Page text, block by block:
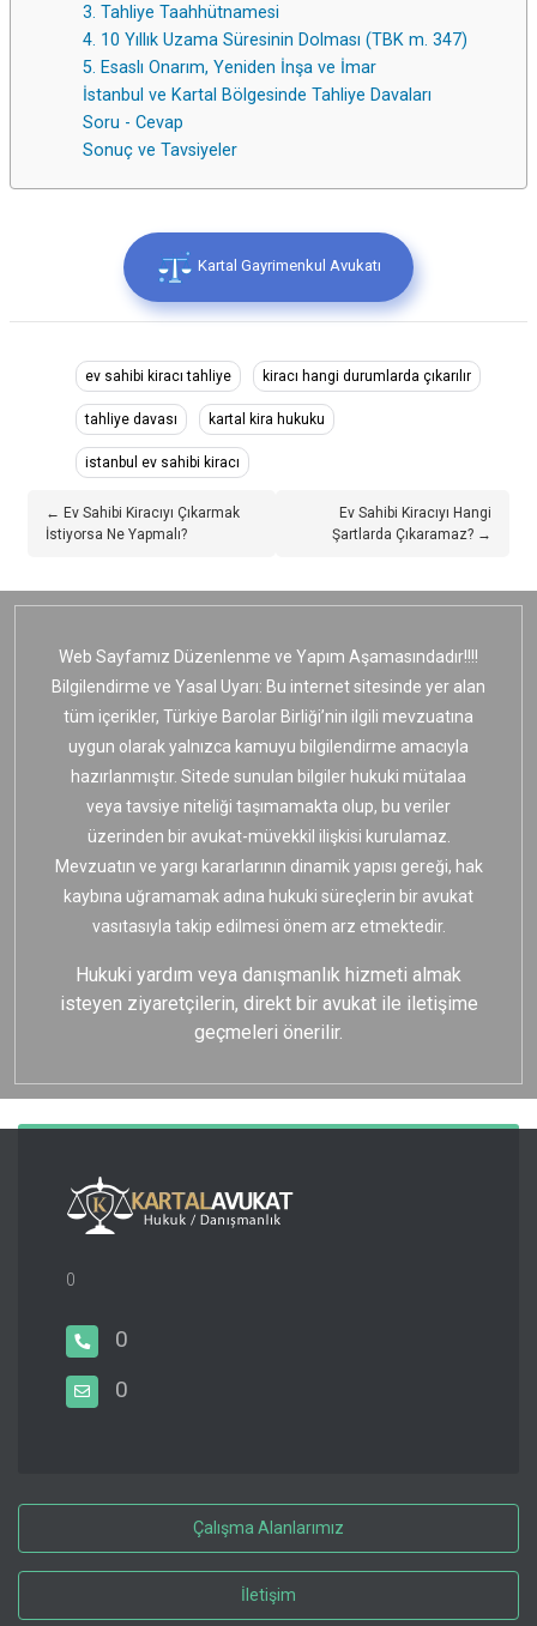
3. Tahliye Taahhütnamesi
4. 10 Yıllık Uzama Süresinin Dolması (TBK m. 347)
5. Esaslı Onarım, Yeniden İnşa ve İmar
İstanbul ve Kartal Bölgesinde Tahliye Davaları
Soru - Cevap
Sonuç ve Tavsiyeler
Kartal Gayrimenkul Avukatı
ev sahibi kiracı tahliye kiracı hangi durumlarda çıkarılır
tahliye davası kartal kira hukuku
istanbul ev sahibi kiracı
← Ev Sahibi Kiracıyı Çıkarmak
İstiyorsa Ne Yapmalı?
Ev Sahibi Kiracıyı Hangi
Şartlarda Çıkaramaz? →
Web Sayfamız Düzenlenme ve Yapım Aşamasındadır!!!!
Bilgilendirme ve Yasal Uyarı: Bu internet sitesinde yer alan
tüm içerikler, Türkiye Barolar Birliği’nin ilgili mevzuatına
uygun olarak yalnızca kamuyu bilgilendirme amacıyla
hazırlanmıştır. Sitede sunulan bilgiler hukuki mütalaa
veya tavsiye niteliği taşımamakta olup, bu veriler
üzerinden bir avukat-müvekkil ilişkisi kurulamaz.
Mevzuatın ve yargı kararlarının dinamik yapısı gereği, hak
kaybına uğramamak adına hukuki süreçlerin bir avukat
vasıtasıyla takip edilmesi önem arz etmektedir.
Hukuki yardım veya danışmanlık hizmeti almak
isteyen ziyaretçilerin, direkt bir avukat ile iletişime
geçmeleri önerilir.
0
0
0
Çalışma Alanlarımız
İletişim